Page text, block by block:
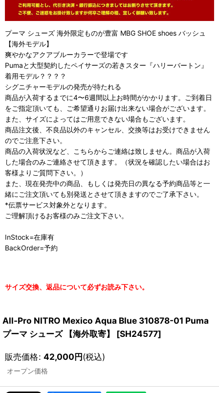
プーマ シューズ 海外限定ものが豊富 MBG SHOE shoes バッシュ
【海外モデル】
爽やかなアクアブルーカラーで登場です
Pumaと大型契約したペイサーズの若きスター『ハリーバートン』
着用モデル？？？？
シグニチャーモデルの発売が待たれる
商品が入荷するまでに4〜6週間以上お時間がかかります。ご到着日
をご指定頂いても、ご希望通りお届け出来ない場合がございます。
また、サイズによってはご用意できない場合もございます。
商品注文後、不良品以外のキャンセル、交換等はお受けできません
のでご注意下さい。
商品の入荷状況など、こちらからご連絡は致しません。商品が入荷
した場合のみご連絡させて頂きます。（状況を確認したい場合はお
客様よりご質問下さい。）
また、現在発売中の商品、もしくは発売日の異なる予約商品等と一
緒にご注文頂いても別発送とさせて頂きますのでご了承下さい。
*伝票サービス対象外となります。
ご理解頂けるお客様のみご注文下さい。
InStock=在庫有
BackOrder=予約
サイズ交換、返品について必ずお読み下さい。
All-Pro NITRO Mexico Aqua Blue 310878-01 Puma
プーマ シューズ 【海外取寄】
[SH24577]
販売価格: 42,000円(税込)
オープン価格